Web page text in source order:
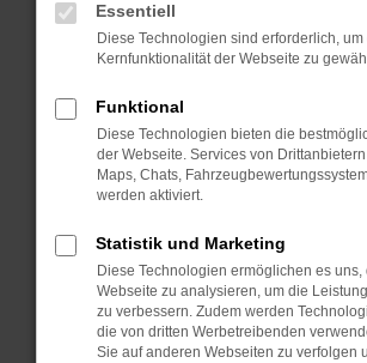
Beim Laden ist ein Fehler aufgetreten.
Hier sind ein paar Tipps, die dir helfen
Überprüfe deine Firewall und
Internetverbindung.
Laden andere Webseiten, zum
Suchmaschine?
Manche Erweiterungen, wie
können das Laden bestimmter
verhindern. Funktioniert die Seite
anderen Browser oder in einem
Fenster?
Essentiell
Diese Technologien sind erforderlich, um
Kernfunktionalität der Webseite zu
Funktional
Diese Technologien bieten die
der Webseite. Services von
Maps, Chats,
werden aktiviert.
Statistik und Marketing
Diese Technologien ermöglichen es
Webseite zu analysieren, um die
zu verbessern. Zudem werden
die von dritten Werbetreibenden
Sie auf anderen Webseiten zu verfolgen